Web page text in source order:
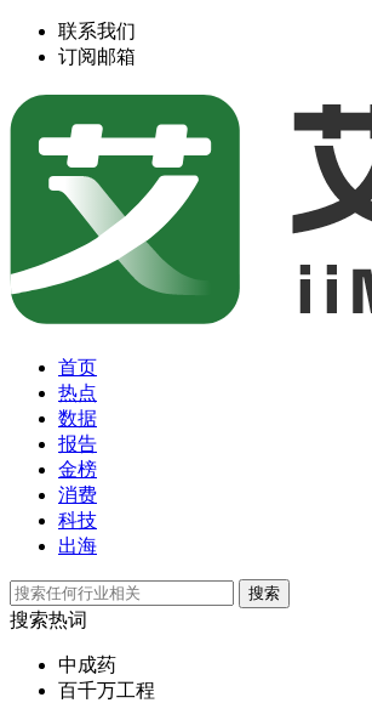
联系我们
订阅邮箱
首页
热点
数据
报告
金榜
消费
科技
出海
搜索
搜索热词
中成药
百千万工程